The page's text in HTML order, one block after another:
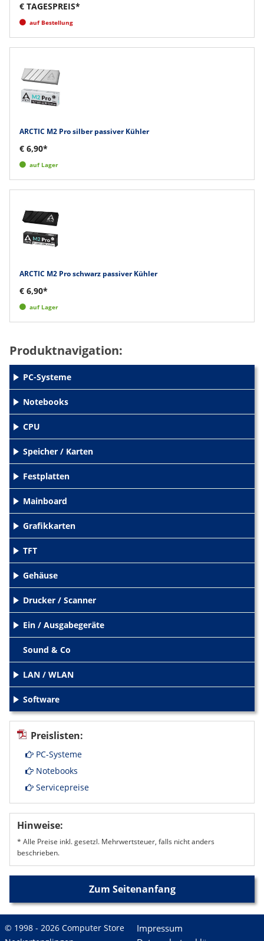
€ TAGESPREIS*
auf Bestellung
ARCTIC M2 Pro silber passiver Kühler
€ 6,90*
auf Lager
ARCTIC M2 Pro schwarz passiver Kühler
€ 6,90*
auf Lager
Produktnavigation:
PC-Systeme
Notebooks
+CPU
+Speicher / Karten
Festplatten
Mainboard
+Grafikkarten
TFT
+Gehäuse
Drucker / Scanner
Ein / Ausgabegeräte
Sound & Co
LAN / WLAN
+Software
Preislisten:
PC-Systeme
Notebooks
Servicepreise
Hinweise:
* Alle Preise inkl. gesetzl. Mehrwertsteuer, falls nicht anders
beschrieben.
Zum Seitenanfang
© 1998 - 2026 Computer Store
Impressum